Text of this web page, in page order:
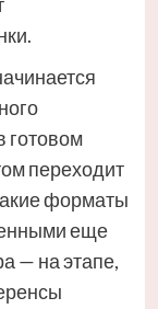
готовом
переходит
форматы
еще
— на этапе,